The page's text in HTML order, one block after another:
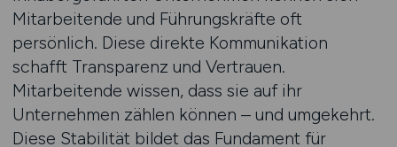
Mitarbeitende und Führungskräfte oft
persönlich. Diese direkte Kommunikation
schafft Transparenz und Vertrauen.
Mitarbeitende wissen, dass sie auf ihr
Unternehmen zählen können – und umgekehrt.
Diese Stabilität bildet das Fundament für